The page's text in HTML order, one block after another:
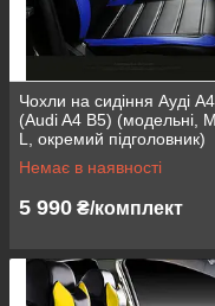
Чохли на сидіння Ауді
(Audi A4 B5) (модельні,
L, окремий підголовник)
Синій
Немає в наявності
5 990 ₴/комплект